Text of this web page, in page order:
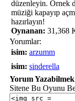
düzenleyin. Örnek
müziği kapayıp
hazırlayın!
Oynanan: 31,368
Yorumlar:
isim: arzumm
isim: sinderella
Yorum Yazabilmek
Sitene Bu Oyunu